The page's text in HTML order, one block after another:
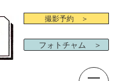
撮影予約 ＞
フォトチャム ＞